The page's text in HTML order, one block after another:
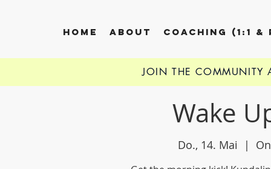
HOME ABOUT COACHING (1:1 &
Wake
Do., 14. Mai
  |
JOIN THE COMMUNITY